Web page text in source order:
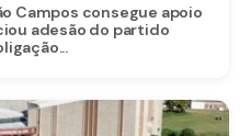
Campos consegue apoio
adesão do partido